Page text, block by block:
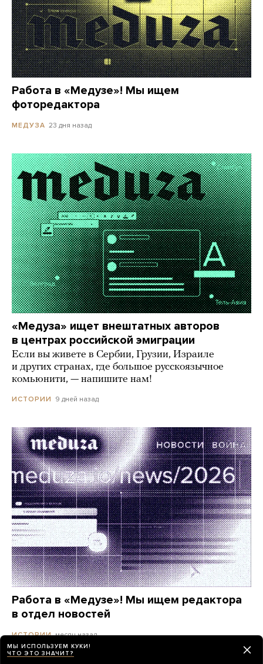
Работа в «Медузе»! Мы ищем
фоторедактора
МЕДУЗА 23 дня назад
«Медуза» ищет внештатных авторов
в центрах российской эмиграции
Если вы живете в Сербии, Грузии, Израиле
и других странах, где большое русскоязычное
комьюнити, — напишите нам!
ИСТОРИИ 9 дней назад
Работа в «Медузе»! Мы ищем редактора
в отдел новостей
ИСТОРИИ месяц назад
МЫ ИСПОЛЬЗУЕМ КУКИ!
ЧТО ЭТО ЗНАЧИТ?